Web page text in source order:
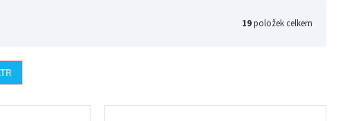
19položek celkem